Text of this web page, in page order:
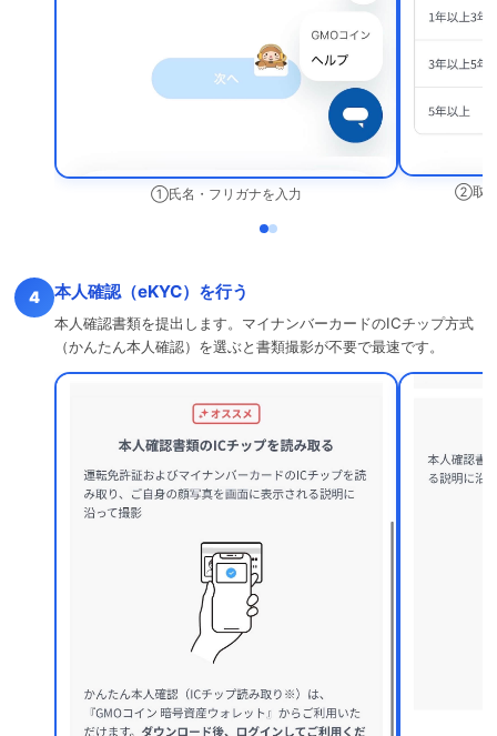
①氏名・フリガナを入力 ②取引
4 本人確認（eKYC）を行う
本人確認書類を提出します。マイナンバーカードのICチップ方式
（かんたん本人確認）を選ぶと書類撮影が不要で最速です。